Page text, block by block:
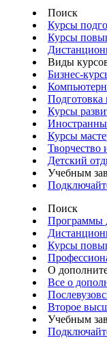
Поиск
Курсы
Курсы
Виды
Бизнес-
Подготовка
Курсы
Курсы
Творчество
Детский
Учебным
Поиск
Курсы
О
Все о
Второе
Учебным